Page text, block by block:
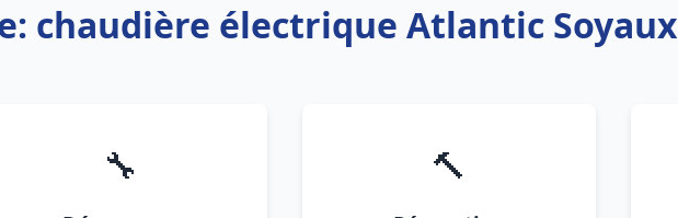
chaudière électrique Atlantic Soyaux
🔧 🔨